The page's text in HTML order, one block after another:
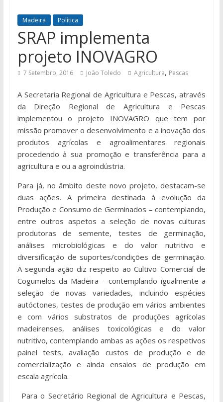
Madeira Política
SRAP implementa
projeto INOVAGRO
7 Setembro, 2016 João Toledo Agricultura, Pescas
A Secretaria Regional de Agricultura e Pescas, através
da Direção Regional de Agricultura e Pescas
implementou o projeto INOVAGRO que tem por
missão promover o desenvolvimento e a inovação dos
produtos agrícolas e agroalimentares regionais
procedendo à sua promoção e transferência para a
agricultura e ou a agroindústria.
Para já, no âmbito deste novo projeto, destacam-se
duas ações. A primeira destinada à evolução da
Produção e Consumo de Germinados – contemplando,
entre outros aspetos a seleção de novas culturas
produtoras de semente, testes de germinação,
análises microbiológicas e do valor nutritivo e
diversificação de suportes/condições de germinação.
A segunda ação diz respeito ao Cultivo Comercial de
Cogumelos da Madeira – contemplando igualmente a
seleção de novas variedades, incluindo espécies
autóctones, testes de produção em vários ambientes
e com vários substratos de produções agrícolas
madeirenses, análises toxicológicas e do valor
nutritivo, contemplando ambas as ações os respetivos
painel tests, avaliação custos de produção e de
comercialização e ainda ensaios de produção em
escala agrícola.
Para o Secretário Regional de Agricultura e Pescas,